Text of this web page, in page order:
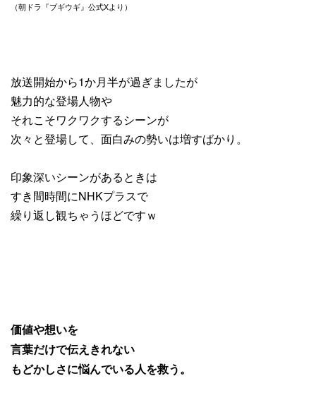
（朝ドラ『ブギウギ』公式Xより）
放送開始から1か月半が過ぎましたが
魅力的な登場人物や
それこそワクワクするシーンが
次々と登場して、面白みの勢いは増すばかり。
印象深いシーンがあるときは
すき間時間にNHKプラスで
繰り返し観ちゃうほどですｗ
価値や想いを
言葉だけで伝えきれない
もどかしさに悩んでいる人を救う。